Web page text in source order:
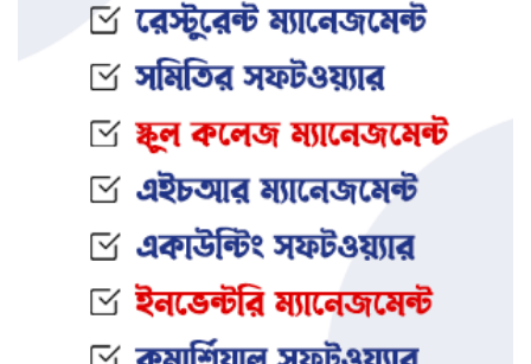
তিনজনের মৃত্যুদণ্ড
করে যুবকের আত্মহ ত্যা